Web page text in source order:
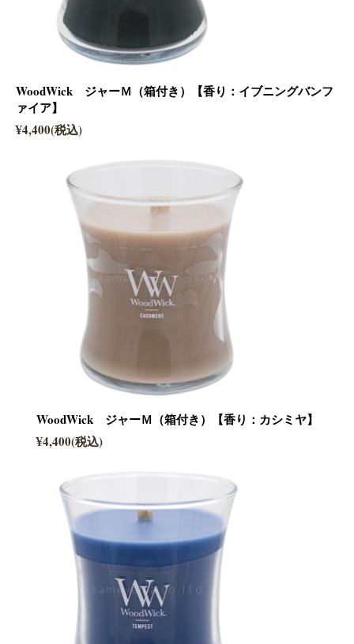
WoodWick ジャーＭ（箱付き）【香り：イブニングバンフ
ァイア】
¥4,400(税込)
WoodWick ジャーＭ（箱付き）【香り：カシミヤ】
¥4,400(税込)